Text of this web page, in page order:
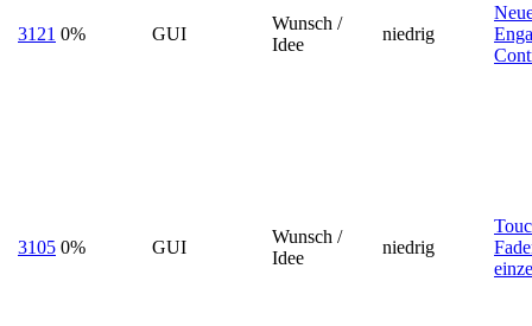
3121 0% GUI
Wunsch /
Idee
niedrig
3105 0% GUI
Wunsch /
Idee
niedrig